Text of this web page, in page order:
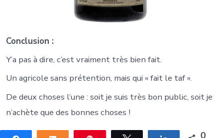
Conclusion :
Y’a pas à dire, c’est vraiment très bien fait.
Un agricole sans prétention, mais qui « fait le taf ».
De deux choses l’une : soit je suis très bon public, soit je
n’achète que des bonnes choses !
0